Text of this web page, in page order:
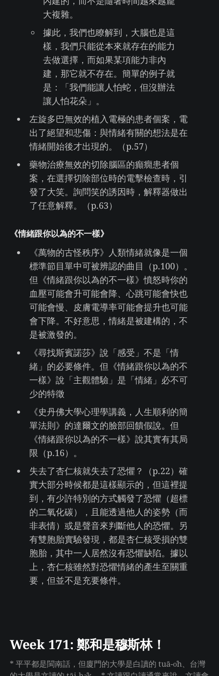
大複雜。
據此，我們也瞭解到，大腦也是這
樣，我們只能從本來就存在的能力
去做選擇，而如果某項能力非內
建，那它就不存在。簡單的例子就
是：「我們能讓人怕蛇，但沒辦法
讓人怕花朵」。
左旋多巴無效的植入電極的患者個案，電
出了絕望和悲傷：與情緒有關的想法是在
情緒開始後才出現的。（p.57）
藥物治療無效的切除腦區的癲癇患者個
案，在選擇切除部位時的電擊檢查時，引
發了大笑。詢問笑的誘因時，解釋器做出
了任意解釋。（p.63）
《情緒跟你以為的不一樣》
《萬物的古怪秩序》人類情緒就像是一個
標準節目單中可被辨認的曲目（p.100）。
但《情緒跟你以為的不一樣》憤怒時你的
血壓可能會升可能會降、心跳可能會快也
可能會慢、皮膚電導率可能會提升也可能
會下降。不好意思，情緒是被建構的，不
是被激發的。
《尋找斯賓諾莎》說「感受」不是「情
緒」的必要條件。但《情緒跟你以為的不
一樣》說「主觀體驗」是「情緒」必不可
少的特徵
《史丹佛大學心理學講義，人生順利的簡
單法則》的達爾文的臉部回饋假說。但
《情緒跟你以為的不一樣》說其實有其局
限（p.16）。
失去了杏仁核就失去了恐懼？（p.22）確
實大部分時候都是這樣顯示的，但這裡提
到，有少許特別的方式觸發了恐懼（超標
的二氧化碳），且能透過他人的姿勢（而
非表情）或是聲音來判斷他人的恐懼。另
有雙胞胎實驗發現，都是杏仁核受損的雙
胞胎，其中一人居然沒有恐懼缺陷。據以
上，杏仁核雖然對恐懼情緒的產生至關重
要，但並不是充要條件。
Week 171: 鄭和是穆斯林！
* 平平都是閩南話，但廈門的大學是白讀的 tuā-o̍h、台灣